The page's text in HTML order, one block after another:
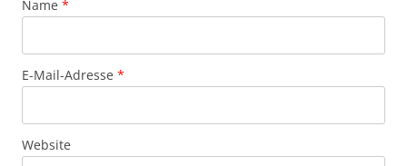
Name *
E-Mail-Adresse *
Website